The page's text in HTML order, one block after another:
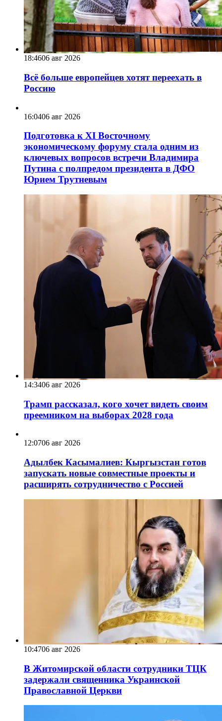
18:4606 авг 2026
Всё больше европейцев хотят переехать в
Россию
16:0406 авг 2026
Подготовка к XI Восточному
экономическому форуму стала одним из
ключевых вопросов встречи Владимира
Путина с полпредом президента в ДФО
Юрием Трутневым
14:3406 авг 2026
Трамп рассказал, кого хочет видеть своим
преемником на выборах 2028 года
12:0706 авг 2026
Адылбек Касымалиев: Кыргызстан готов
запускать новые совместные проекты и
расширять сотрудничество с Россией
10:4706 авг 2026
В Житомирской области сотрудники ТЦК
задержали священника Украинской
Православной Церкви